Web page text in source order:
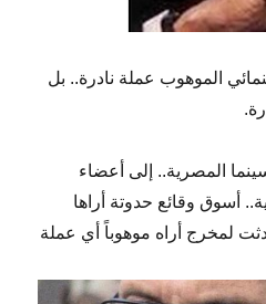
الموهوب عملة نادرة.. بل
المصرية.. إلى أعضاء
أسوق وقائع حدوتة أراها
لمخرج أراه موهوباً أي عملة